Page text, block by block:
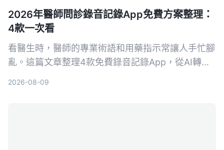
2026年醫師問診錄音記錄App免費方案整理：
4款一次看
看醫生時，醫師的專業術語和用藥指示常讓人手忙腳
亂。這篇文章整理4款免費錄音記錄App，從AI轉文
2026-08-09